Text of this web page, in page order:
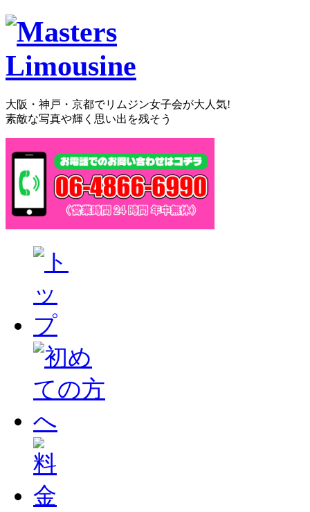
大阪・神戸・京都でリムジン女子会が大人気!
素敵な写真や輝く思い出を残そう